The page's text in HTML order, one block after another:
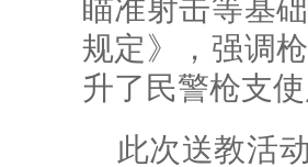
瞄准射击等基
规定》，强调
升了民警枪支
此次送教活